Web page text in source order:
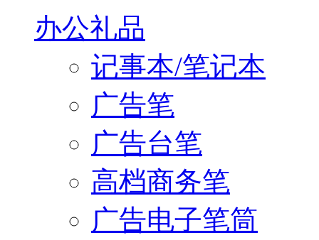
办公礼品
记事本/笔记本
广告笔
广告台笔
高档商务笔
广告电子笔筒